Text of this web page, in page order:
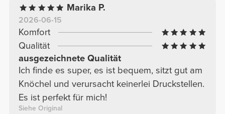
Marika P.
2026-06-15
Komfort
Qualität
ausgezeichnete Qualität
Ich finde es super, es ist bequem, sitzt gut am
Knöchel und verursacht keinerlei Druckstellen.
Es ist perfekt für mich!
Siehe Original